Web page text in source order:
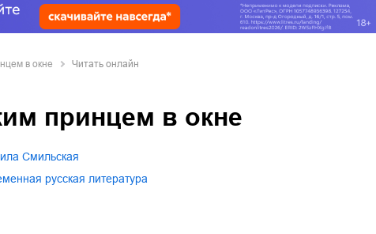
в окне Читать онлайн
принцем в окне
Смильская
русская литература